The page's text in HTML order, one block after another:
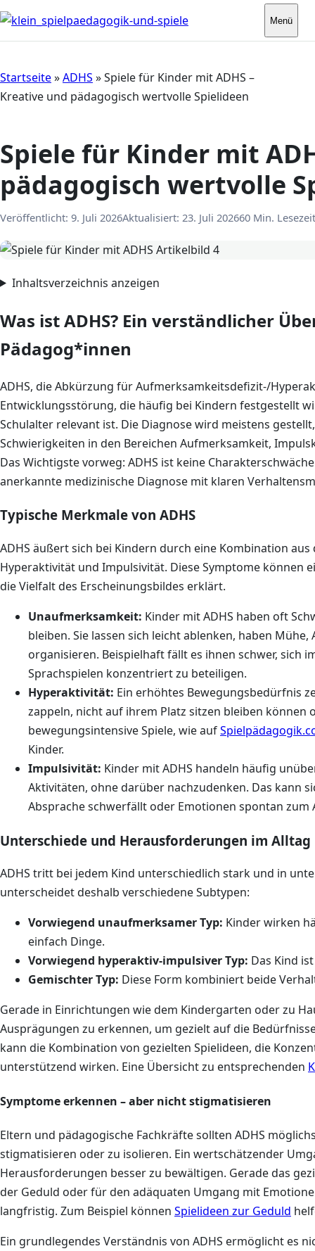
Menü
Startseite»ADHS »Spiele für Kinder mit ADHS –
Kreative und pädagogisch wertvolle Spielideen
Spiele für Kinder mit
pädagogisch wertvolle
Veröffentlicht: 9. Juli 2026Aktualisiert: 23. Juli 202660 Min. Lesezeit
Inhaltsverzeichnis anzeigen
Was ist ADHS? Ein verständlicher
Pädagog*innen
ADHS, die Abkürzung für Aufmerksamkeitsdefizit-/
Entwicklungsstörung, die häufig bei Kindern festgestellt
Schulalter relevant ist. Die Diagnose wird meistens
Schwierigkeiten in den Bereichen Aufmerksamkeit,
Das Wichtigste vorweg: ADHS ist keine
anerkannte medizinische Diagnose mit klaren
Typische Merkmale von ADHS
ADHS äußert sich bei Kindern durch eine Kombination
Hyperaktivität und Impulsivität. Diese Symptome können
die Vielfalt des Erscheinungsbildes erklärt.
Unaufmerksamkeit: Kinder mit ADHS haben oft
bleiben. Sie lassen sich leicht ablenken, haben
organisieren. Beispielhaft fällt es ihnen schwer, sich
Sprachspielen konzentriert zu beteiligen.
Hyperaktivität: Ein erhöhtes Bewegungsbedürfnis
zappeln, nicht auf ihrem Platz sitzen bleiben
bewegungsintensive Spiele, wie auf
Kinder.
Impulsivität: Kinder mit ADHS handeln häufig
Aktivitäten, ohne darüber nachzudenken. Das kann
Absprache schwerfällt oder Emotionen spontan zum
Unterschiede und Herausforderungen im Alltag
ADHS tritt bei jedem Kind unterschiedlich stark und in
unterscheidet deshalb verschiedene Subtypen:
Vorwiegend unaufmerksamer Typ: Kinder wirken
einfach Dinge.
Vorwiegend hyperaktiv-impulsiver Typ: Das Kind
Gemischter Typ: Diese Form kombiniert beide
Gerade in Einrichtungen wie dem Kindergarten oder zu
Ausprägungen zu erkennen, um gezielt auf die
kann die Kombination von gezielten Spielideen, die
unterstützend wirken. Eine Übersicht zu entsprechenden
Symptome erkennen – aber nicht stigmatisieren
Eltern und pädagogische Fachkräfte sollten ADHS
stigmatisieren oder zu isolieren. Ein wertschätzender
Herausforderungen besser zu bewältigen. Gerade das
der Geduld oder für den adäquaten Umgang mit
langfristig. Zum Beispiel können Spielideen zur Geduld
Ein grundlegendes Verständnis von ADHS ermöglicht es